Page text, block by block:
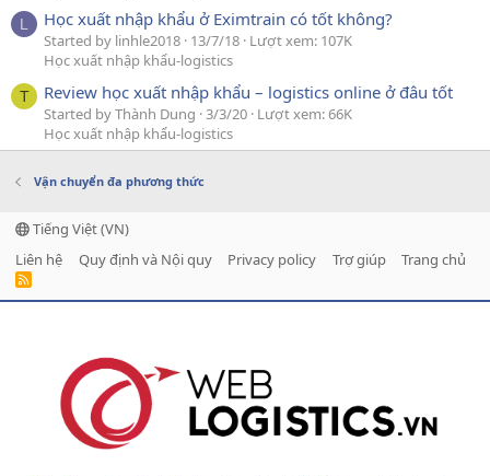
L Học xuất nhập khẩu ở Eximtrain có tốt không?
Started by linhle2018 13/7/18 Lượt xem: 107K
Học xuất nhập khẩu-logistics
T Review học xuất nhập khẩu – logistics online ở đâu tốt
Started by Thành Dung 3/3/20 Lượt xem: 66K
Học xuất nhập khẩu-logistics
Vận chuyển đa phương thức
Tiếng Việt (VN)
Liên hệ
Quy định và Nội quy Privacy policy Trợ giúp Trang chủ
R